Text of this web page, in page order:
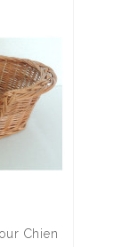
Chien